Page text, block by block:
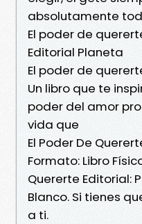
absolutamente
El poder de
Editorial Planeta
El poder de
Un libro que te
poder del amor
vida que
El Poder De
Formato: Libro
Quererte Editorial:
Blanco. Si tienes
a ti.